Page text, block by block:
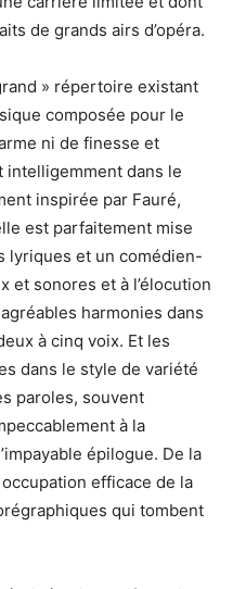
de grands airs d’opéra.
» répertoire existant
composée pour le
ni de finesse et
intelligemment dans le
inspirée par Fauré,
est parfaitement mise
lyriques et un comédien-
et sonores et à l’élocution
harmonies dans
à cinq voix. Et les
dans le style de variété
paroles, souvent
à la
épilogue. De la
efficace de la
qui tombent